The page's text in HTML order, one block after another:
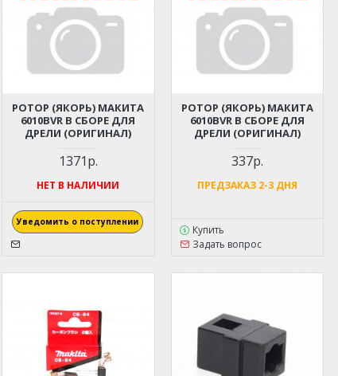
РОТОР (ЯКОРЬ) МАКИТА
6010BVR В СБОРЕ ДЛЯ
ДРЕЛИ (ОРИГИНАЛ)
1371р.
НЕТ В НАЛИЧИИ
Уведомить о поступлении
РОТОР (ЯКОРЬ) МАКИТА
6010BVR В СБОРЕ ДЛЯ
ДРЕЛИ (ОРИГИНАЛ)
337р.
ПРЕДЗАКАЗ 2-3 ДНЯ
Купить
Задать вопрос